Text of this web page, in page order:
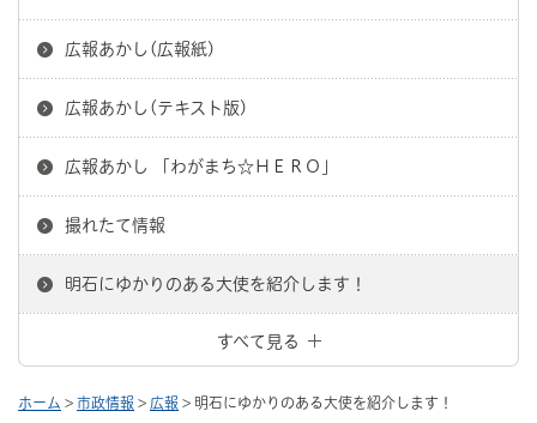
広報あかし(広報紙)
広報あかし(テキスト版)
広報あかし 「わがまち☆ＨＥＲＯ」
撮れたて情報
明石にゆかりのある大使を紹介します！
すべて見る
ホーム > 市政情報 > 広報 > 明石にゆかりのある大使を紹介します！